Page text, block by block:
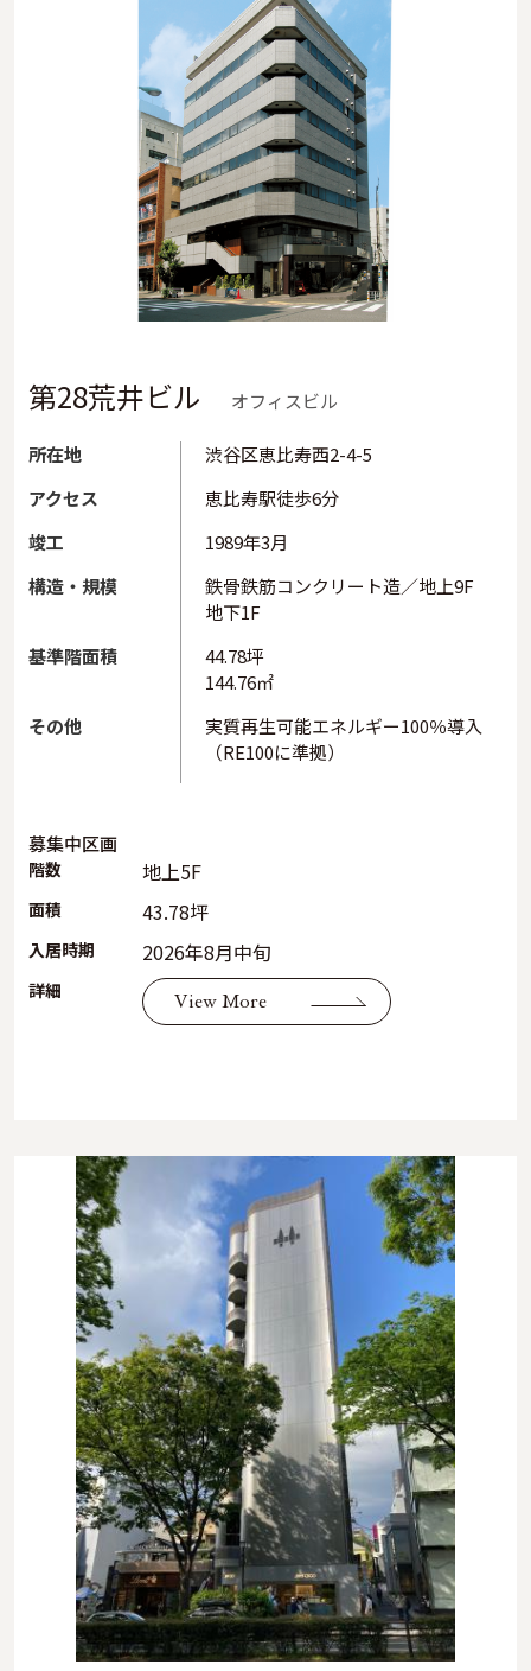
第28荒井ビル オフィスビル
所在地
渋谷区恵比寿西2-4-5
アクセス
恵比寿駅徒歩6分
竣工
1989年3月
構造・規模
鉄骨鉄筋コンクリート造／地上9F
地下1F
基準階面積
44.78坪
144.76㎡
その他
実質再生可能エネルギー100％導入
（RE100に準拠）
募集中区画
階数 地上5F
面積 43.78坪
入居時期 2026年8月中旬
詳細 View More